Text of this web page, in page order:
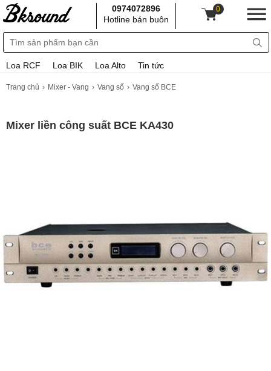
0974072896
Hotline bán buôn
0
Loa RCF Loa BIK Loa Alto Tin tức
Trang chủ Mixer - Vang Vang số Vang số BCE
Mixer liền công suất BCE KA430